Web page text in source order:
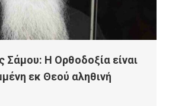
Σάμου: Η Ορθοδοξία είναι
εκ Θεού αληθινή